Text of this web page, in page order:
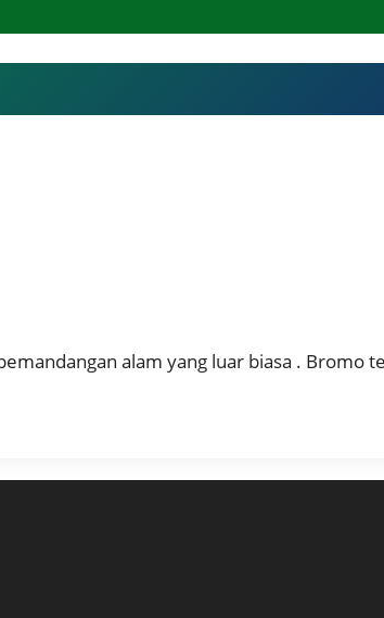
alam yang luar biasa . Bromo